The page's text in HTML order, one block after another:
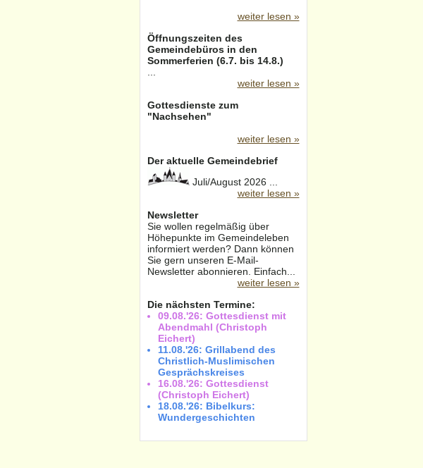
weiter lesen »
Öffnungszeiten des
Gemeindebüros in den
Sommerferien (6.7. bis 14.8.)
weiter lesen »
Gottesdienste zum
"Nachsehen"
weiter lesen »
Der aktuelle Gemeindebrief
Juli/August 2026 ...
weiter lesen »
Newsletter
Sie wollen regelmäßig über
Höhepunkte im Gemeindeleben
informiert werden? Dann können
Sie gern unseren E-Mail-
Newsletter abonnieren. Einfach...
weiter lesen »
Die nächsten Termine:
09.08.'26: Gottesdienst mit
Abendmahl (Christoph
Eichert)
11.08.'26: Grillabend des
Christlich-Muslimischen
Gesprächskreises
16.08.'26: Gottesdienst
(Christoph Eichert)
18.08.'26: Bibelkurs:
Wundergeschichten